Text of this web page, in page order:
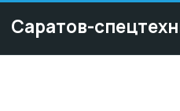
Саратов-спецтехника